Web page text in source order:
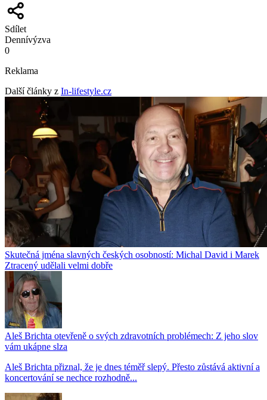
Sdílet
Dennívýzva
0
Reklama
Další články z In-lifestyle.cz
Skutečná jména slavných českých osobností: Michal David i Marek
Ztracený udělali velmi dobře
Aleš Brichta otevřeně o svých zdravotních problémech: Z jeho slov
vám ukápne slza
Aleš Brichta přiznal, že je dnes téměř slepý. Přesto zůstává aktivní a
koncertování se nechce rozhodně...